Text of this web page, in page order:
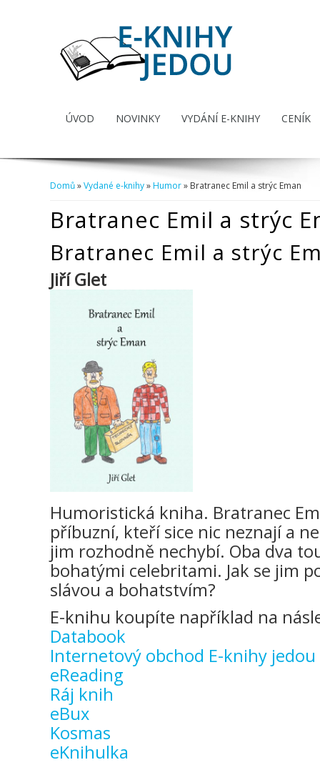
ÚVOD NOVINKY VYDÁNÍ E-KNIHY CENÍK
Domů»Vydané e-knihy»Humor» Bratranec Emil a strýc Eman
Bratranec Emil a strýc
Bratranec Emil a strýc
Jiří Glet
Humoristická kniha. Bratranec
příbuzní, kteří sice nic neznají a
jim rozhodně nechybí. Oba dva
bohatými celebritami. Jak se jim
slávou a bohatstvím?
E-knihu koupíte například na
Databook
Internetový obchod E-knihy jedou
eReading
Ráj knih
eBux
Kosmas
eKnihulka